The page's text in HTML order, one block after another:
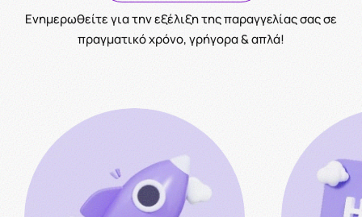
Ενημερωθείτε για την εξέλιξη της παραγγελίας σας σε
πραγματικό χρόνο, γρήγορα & απλά!